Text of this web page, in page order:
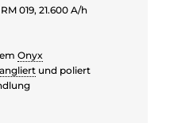
019, 21.600 A/h
Onyx
angliert und poliert